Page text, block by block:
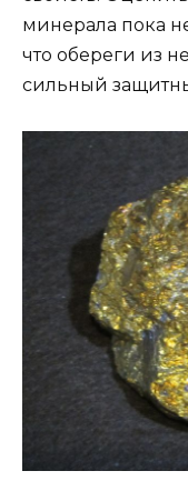
минерала пока
что обереги из
сильный